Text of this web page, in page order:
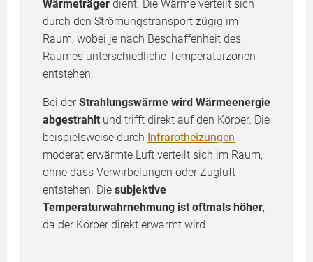
Wärmeträger dient. Die Wärme verteilt sich
durch den Strömungstransport zügig im
Raum, wobei je nach Beschaffenheit des
Raumes unterschiedliche Temperaturzonen
entstehen.
Bei derStrahlungswärme wird Wärmeenergie
abgestrahlt und trifft direkt auf den Körper. Die
beispielsweise durch Infrarotheizungen
moderat erwärmte Luft verteilt sich im Raum,
ohne dass Verwirbelungen oder Zugluft
entstehen. Die subjektive
Temperaturwahrnehmung ist oftmals höher,
da der Körper direkt erwärmt wird.